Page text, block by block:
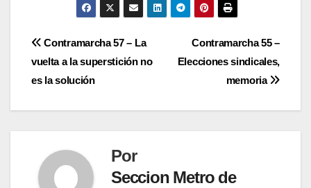
Navegación
de
entradas
Contramarcha 55 –
Elecciones sindicales,
memoria
Contramarcha 57 – La
vuelta a la superstición no
es la solución
Por
Seccion Metro de